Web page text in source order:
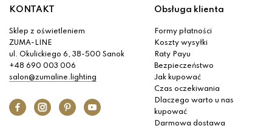
KONTAKT
Sklep z oświetleniem
ZUMA-LINE
ul. Okulickiego 6, 38-500 Sanok
+48 690 003 006
salon@zumaline.lighting
Obsługa klienta
Formy płatności
Koszty wysyłki
Raty Payu
Bezpieczeństwo
Jak kupować
Czas oczekiwania
Dlaczego warto u nas
kupować
Darmowa dostawa